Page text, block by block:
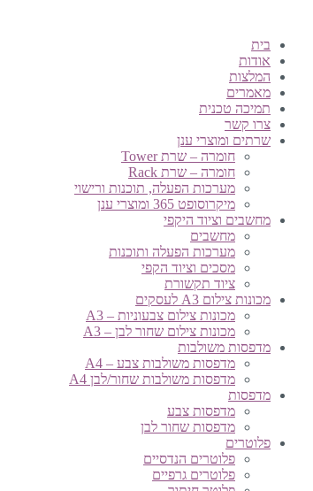
בית
אודות
המלצות
מאמרים
תמיכה טכנית
צרו קשר
שרתים ומוצרי ענן
חומרה – שרת Tower
חומרה – שרת Rack
מערכות הפעלה, תוכנות ורישוי
מיקרוסופט 365 ומוצרי ענן
מחשבים וציוד היקפי
מחשבים
מערכות הפעלה ותוכנות
מסכים וציוד הקפי
ציוד תקשורת
מכונות צילום A3 לעסקים
מכונות צילום צבעוניות – A3
מכונות צילום שחור לבן – A3
מדפסות משולבות
מדפסות משולבות צבע – A4
מדפסות משולבות שחור/לבן A4
מדפסות
מדפסות צבע
מדפסות שחור לבן
פלוטרים
פלוטרים הנדסיים
פלוטרים גרפיים